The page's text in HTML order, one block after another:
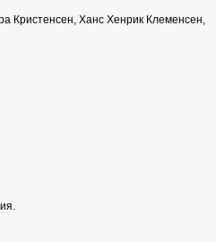
Кристенсен, Ханс Хенрик Клеменсен,